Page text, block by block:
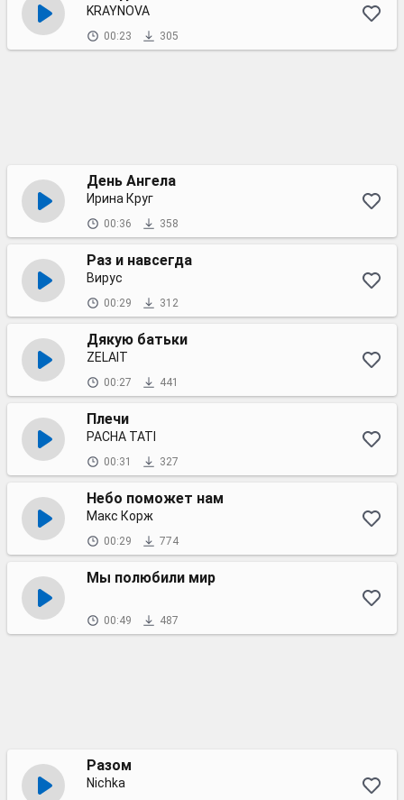
KRAYNOVA
00:23 305
День Ангела
Ирина Круг
00:36 358
Раз и навсегда
Вирус
00:29 312
Дякую батьки
ZELAIT
00:27 441
Плечи
PACHA TATI
00:31 327
Небо поможет нам
Макс Корж
00:29 774
Мы полюбили мир
00:49 487
Разом
Nichka